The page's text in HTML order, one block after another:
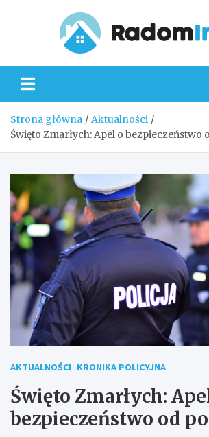
Strona główna
Aktualności
Święto Zmarłych: Apel o bezpieczeństwo
AKTUALNOŚCI KRONIKA POLICYJNA
Święto Zmarłych:
bezpieczeństwo od